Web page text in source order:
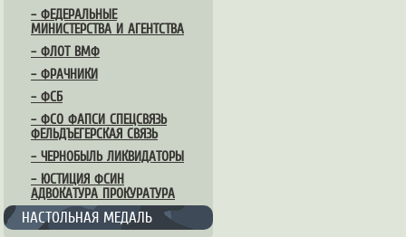
– ФЕДЕРАЛЬНЫЕ
МИНИСТЕРСТВА И АГЕНТСТВА
– ФЛОТ ВМФ
– ФРАЧНИКИ
– ФСБ
– ФСО ФАПСИ СПЕЦСВЯЗЬ
ФЕЛЬДЪЕГЕРСКАЯ СВЯЗЬ
– ЧЕРНОБЫЛЬ ЛИКВИДАТОРЫ
– ЮСТИЦИЯ ФСИН
АДВОКАТУРА ПРОКУРАТУРА
НАСТОЛЬНАЯ МЕДАЛЬ